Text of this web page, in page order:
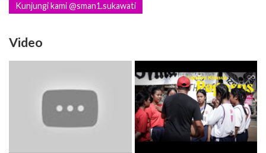
Kunjungi kami @sman1.sukawati
Video